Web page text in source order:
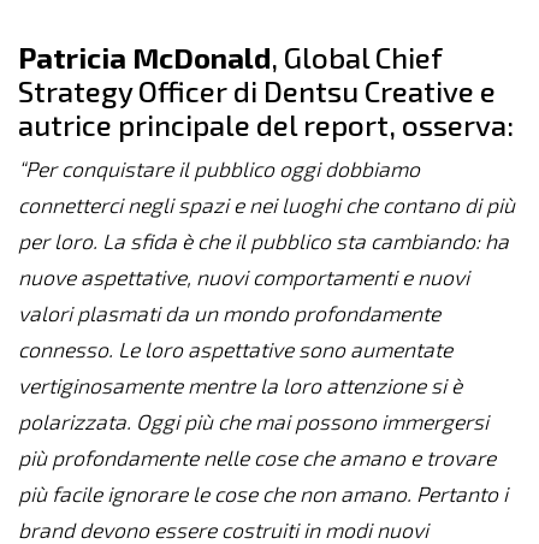
Patricia McDonald, Global Chief
Strategy Officer di Dentsu Creative e
autrice principale del report, osserva:
“Per conquistare il pubblico oggi dobbiamo
connetterci negli spazi e nei luoghi che contano di più
per loro. La sfida è che il pubblico sta cambiando: ha
nuove aspettative, nuovi comportamenti e nuovi
valori plasmati da un mondo profondamente
connesso. Le loro aspettative sono aumentate
vertiginosamente mentre la loro attenzione si è
polarizzata. Oggi più che mai possono immergersi
più profondamente nelle cose che amano e trovare
più facile ignorare le cose che non amano. Pertantoi
brand devono essere costruiti in modi nuovi